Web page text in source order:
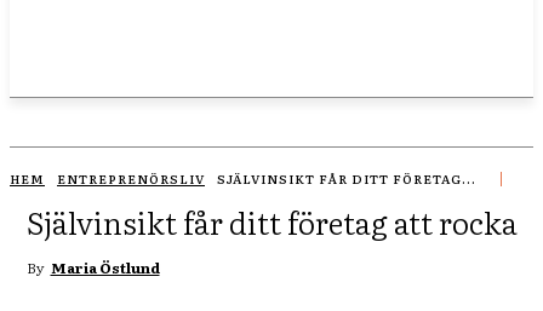
HEM ENTREPRENÖRSLIV SJÄLVINSIKT FÅR DITT FÖRETAG...
Självinsikt får ditt företag att rocka
By Maria Östlund